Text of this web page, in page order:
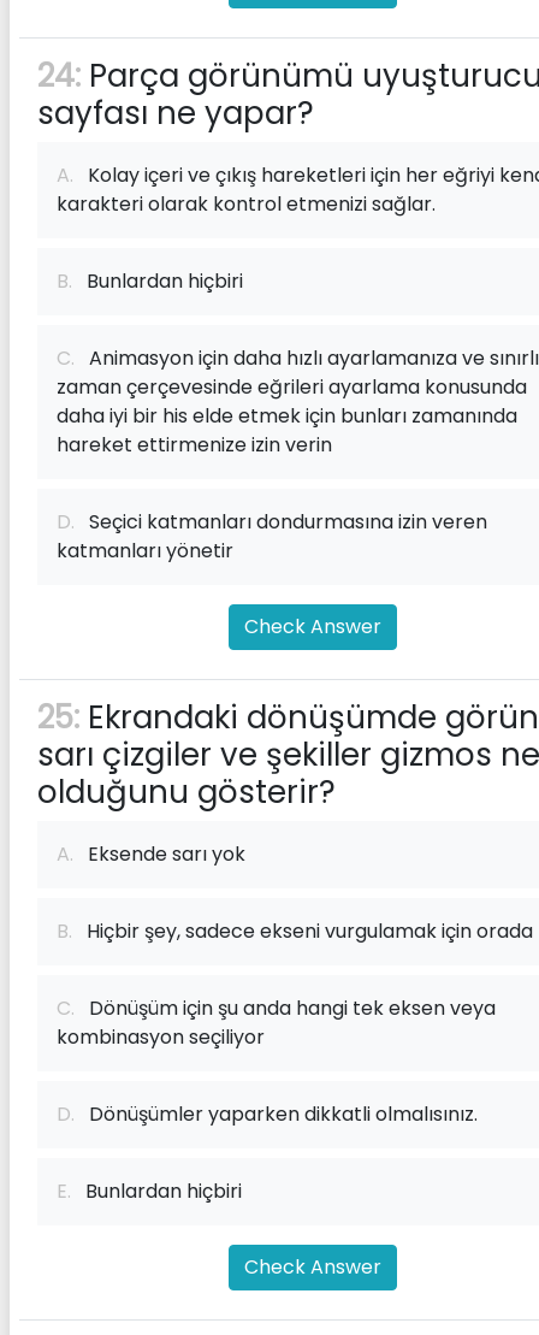
24: Parça görünümü
sayfası ne yapar?
A. Kolay içeri ve çıkış hareketleri için her eğriyi
karakteri olarak kontrol etmenizi sağlar.
B. Bunlardan hiçbiri
C. Animasyon için daha hızlı ayarlamanıza ve
zaman çerçevesinde eğrileri ayarlama konusunda
daha iyi bir his elde etmek için bunları zamanında
hareket ettirmenize izin verin
D. Seçici katmanları dondurmasına izin veren
katmanları yönetir
Check Answer
25: Ekrandaki dönüşümde
sarı çizgiler ve şekiller gizmos ne
olduğunu gösterir?
A. Eksende sarı yok
B. Hiçbir şey, sadece ekseni vurgulamak için orada
C. Dönüşüm için şu anda hangi tek eksen veya
kombinasyon seçiliyor
D. Dönüşümler yaparken dikkatli olmalısınız.
E. Bunlardan hiçbiri
Check Answer